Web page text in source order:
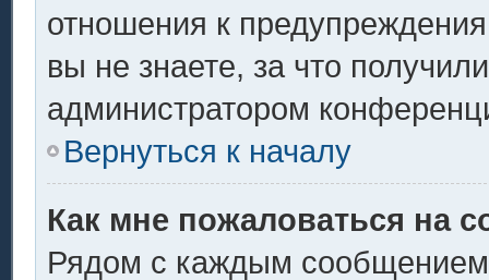
отношения к
вы не знаете, за что
администратором
Вернуться к началу
Как мне пожаловаться на
Рядом с каждым сообщением